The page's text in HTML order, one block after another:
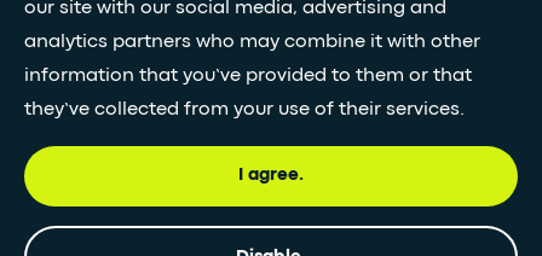
our site with our social media, advertising and
analytics partners who may combine it with other
information that you’ve provided to them or that
they’ve collected from your use of their services.
I agree.
manera en que un proyecto interactuará con el
entorno más amplio y fomentará el desarrollo
sostenible en cada etapa.
Aviso de Privacidad